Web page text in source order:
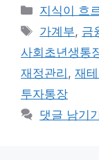
카
테
리
지식이 흐
태
그
가계부, 금
사회초년생통
재정관리 , 재
투자통장
댓글 남기기